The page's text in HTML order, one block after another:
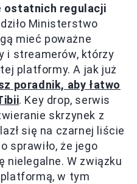
ostatnich regulacji
Ministerstwo
mieć poważne
i streamerów, którzy
platformy. A jak już
poradnik, aby łatwo
. Key drop, serwis
skrzynek z
się na czarnej liście
sprawiło, że jego
nielegalne. W związku
w tym